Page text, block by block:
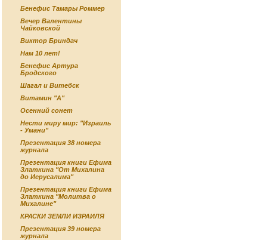
Бенефис Тамары Роммер
Вечер Валентины
Чайковской
Виктор Бриндач
Нам 10 лет!
Бенефис Артура
Бродского
Шагал и Витебск
Витамин "А"
Осенний сонет
Нести миру мир: "Израиль
- Умани"
Презентация 38 номера
журнала
Презентация книги Ефима
Златкина "От Михалина
до Иерусалима"
Презентация книги Ефима
Златкина "Молитва о
Михалине"
КРАСКИ ЗЕМЛИ ИЗРАИЛЯ
Презентация 39 номера
журнала